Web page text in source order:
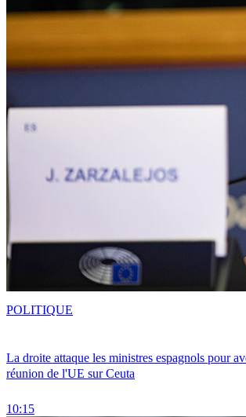
La droite attaque les ministres espagnols pour
réunion de l'UE sur Ceuta
10:15
POLITIQUE